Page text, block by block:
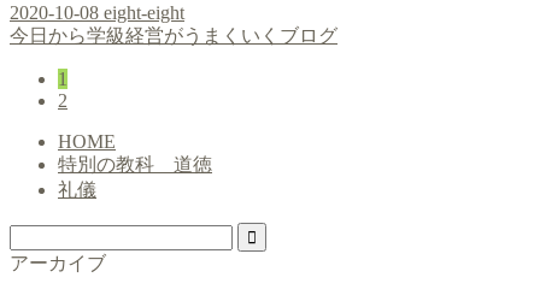
2020-10-08 eight-eight
今日から学級経営がうまくいくブログ
1
2
HOME
特別の教科 道徳
礼儀
アーカイブ